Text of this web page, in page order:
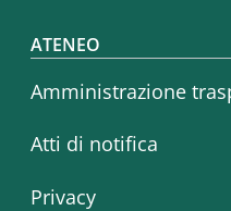
Footer
ATENEO
Amministrazione
Atti di notifica
Privacy